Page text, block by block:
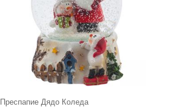
Преспапие Дядо Коледа